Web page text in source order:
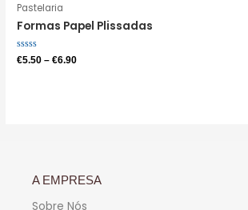
Pastelaria
Formas Papel Plissadas
Avaliação
0
€5.50 –€6.90
A EMPRESA
Sobre Nós